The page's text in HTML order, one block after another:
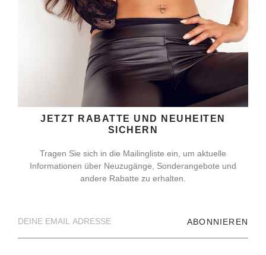
JETZT RABATTE UND NEUHEITEN
SICHERN
Tragen Sie sich in die Mailingliste ein, um aktuelle
Informationen über Neuzugänge, Sonderangebote und
andere Rabatte zu erhalten.
ABONNIEREN